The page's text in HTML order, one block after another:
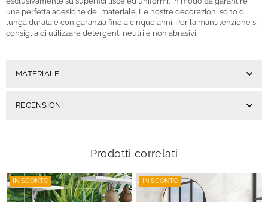
una perfetta adesione del materiale. Le nostre decorazioni sono di
lunga durata e con garanzia fino a cinque anni. Per la manutenzione si
consiglia di utilizzare detergenti neutri e non abrasivi.
MATERIALE
RECENSIONI
Prodotti correlati
IN SCONTO IN SCONTO